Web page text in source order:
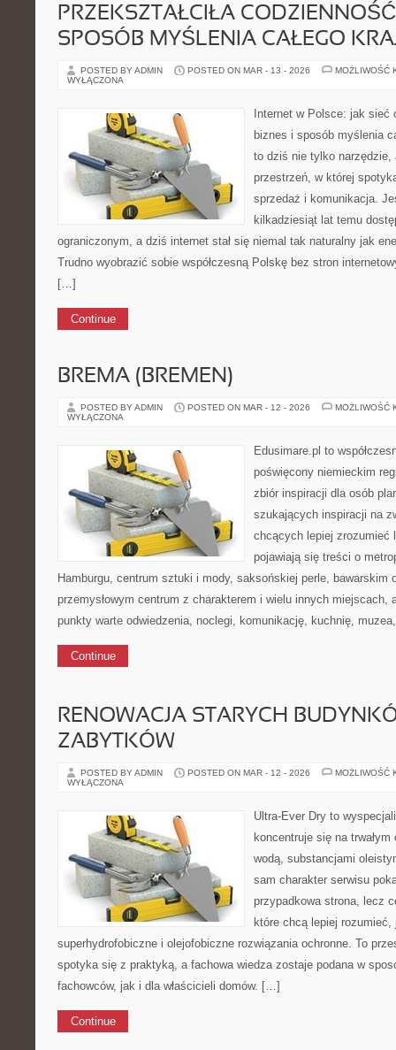
PRZEKSZTAŁCIŁA
SPOSÓB MYŚLENIA CAŁEGO
POSTED BY ADMIN POSTED ON MAR - 13 - 2026
MOŻLIWOŚĆ
WYŁĄCZONA
Internet w Polsce: jak sieć
biznes i sposób myślenia
to dziś nie tylko narzędzie,
przestrzeń, w której
sprzedaż i komunikacja.
kilkadziesiąt lat temu
ograniczonym, a dziś internet stał się niemal tak naturalny jak
Trudno wyobrazić sobie współczesną Polskę bez stron
[…]
Continue
BREMA (BREMEN)
POSTED BY ADMIN POSTED ON MAR - 12 - 2026
MOŻLIWOŚĆ
WYŁĄCZONA
Edusimare.pl to
poświęcony niemieckim
zbiór inspiracji dla osób
szukających inspiracji na
chcących lepiej zrozumieć
pojawiają się treści o
Hamburgu, centrum sztuki i mody, saksońskiej perle, bawarskim
przemysłowym centrum z charakterem i wielu innych miejscach,
punkty warte odwiedzenia, noclegi, komunikację, kuchnię,
Continue
RENOWACJA STARYCH
ZABYTKÓW
POSTED BY ADMIN POSTED ON MAR - 12 - 2026
MOŻLIWOŚĆ
WYŁĄCZONA
Ultra-Ever Dry to
koncentruje się na trwałym
wodą, substancjami
sam charakter serwisu
przypadkowa strona, lecz
które chcą lepiej rozumieć,
superhydrofobiczne i olejofobiczne rozwiązania ochronne. To
spotyka się z praktyką, a fachowa wiedza zostaje podana w
fachowców, jak i dla właścicieli domów. […]
Continue